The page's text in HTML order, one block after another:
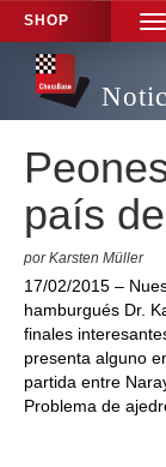
SHOP
país
por Karsten Müller
17/02/2015 –
hamburgués Dr.
finales
presenta alguno
partida entre
Problema de